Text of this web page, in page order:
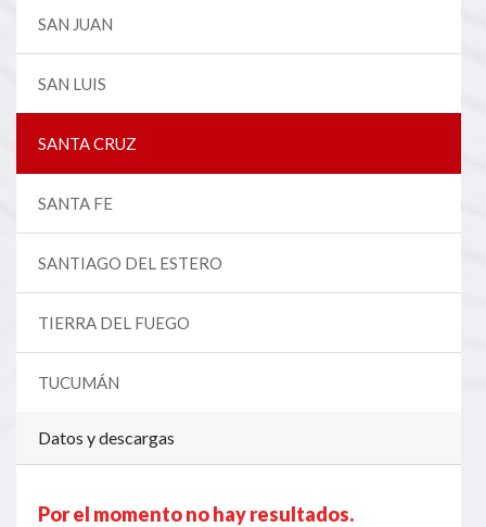
SAN JUAN
SAN LUIS
SANTA CRUZ
SANTA FE
SANTIAGO DEL ESTERO
TIERRA DEL FUEGO
TUCUMÁN
Datos y descargas
Por el momento no hay resultados.